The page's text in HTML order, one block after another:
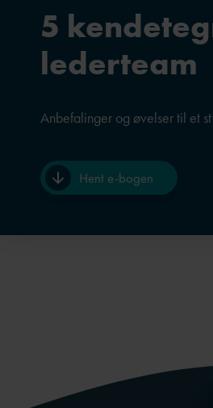
5
lederteam
Anbefalinger og øvelser til et
Hent e-bogen